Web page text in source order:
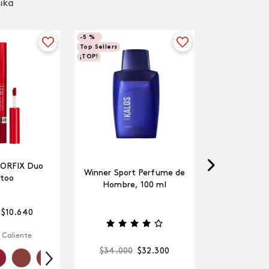
Duo
$10 .640
Caliente
-5 %
Top Sellers
¡TOP!
Winner Sport Perfume de
Hombre, 100 ml
$34.000 $32 .300